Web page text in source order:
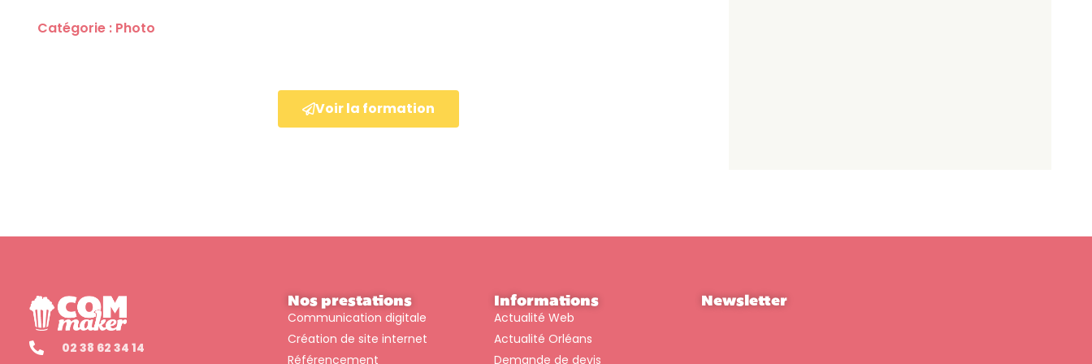
Catégorie : Photo
Type de formation : Présentiel
Voir la formation
02 38 62 34 14
Nos prestations
Communication digitale
Création de site internet
Référencement
Informations
Actualité Web
Actualité Orléans
Demande de devis
Newsletter